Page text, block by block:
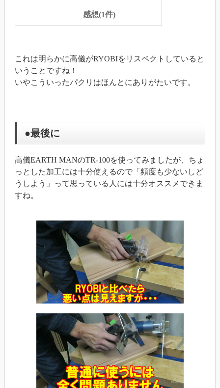
感想(1件)
これは明らかに高儀がRYOBIをリスペクトしていると
いうことですね！
いやこういったパクリはほんとにありがたいです。
●最後に
高儀EARTH MANのTR-100を使ってみましたが、ちょ
っとした加工には十分使えるので「頻度も少ないしど
うしよう」って思っている人には十分オススメできま
すね。